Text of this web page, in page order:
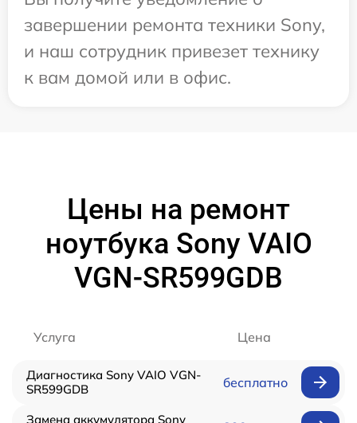
завершении ремонта техники Sony,
и наш сотрудник привезет технику
к вам домой или в офис.
Цены на ремонт
ноутбука Sony VAIO
VGN-SR599GDB
Услуга Цена
Диагностика Sony VAIO VGN-
SR599GDB
бесплатно
Замена аккумулятора Sony